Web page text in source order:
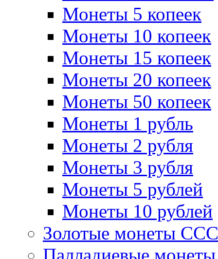
Монеты 5 копеек
Монеты 10 копеек
Монеты 15 копеек
Монеты 20 копеек
Монеты 50 копеек
Монеты 1 рубль
Монеты 2 рубля
Монеты 3 рубля
Монеты 5 рублей
Монеты 10 рублей
Золотые монеты